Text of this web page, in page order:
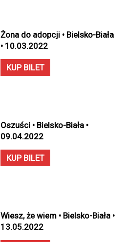
Żona do adopcji • Bielsko-Biała
• 10.03.2022
KUP BILET
Oszuści • Bielsko-Biała •
09.04.2022
KUP BILET
Wiesz, że wiem • Bielsko-Biała •
13.05.2022